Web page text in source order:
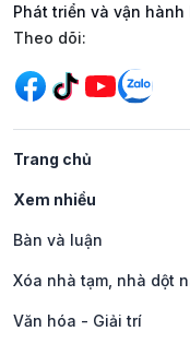
Phát triển và vận hành
Mạng xã hội
Theo dõi:
Trang chủ
Xem nhiều
Bàn và luận
Xóa nhà tạm, nhà dột
Văn hóa - Giải trí